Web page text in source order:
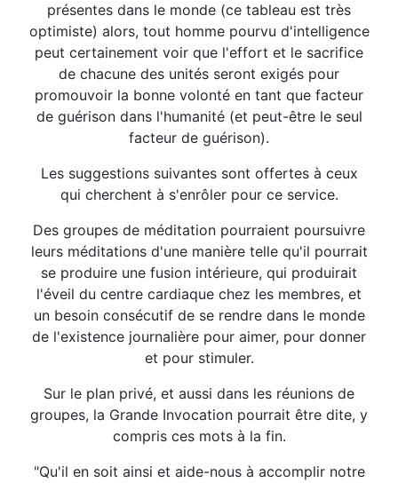
présentes dans le monde (ce tableau est très
optimiste) alors, tout homme pourvu d'intelligence
peut certainement voir que l'effort et le sacrifice
de chacune des unités seront exigés pour
promouvoir la bonne volonté en tant que facteur
de guérison dans l'humanité (et peut-être le seul
facteur de guérison).
Les suggestions suivantes sont offertes à ceux
qui cherchent à s'enrôler pour ce service.
Des groupes de méditation pourraient poursuivre
leurs méditations d'une manière telle qu'il pourrait
se produire une fusion intérieure, qui produirait
l'éveil du centre cardiaque chez les membres, et
un besoin consécutif de se rendre dans le monde
de l'existence journalière pour aimer, pour donner
et pour stimuler.
Sur le plan privé, et aussi dans les réunions de
groupes, la Grande Invocation pourrait être dite, y
compris ces mots à la fin.
"Qu'il en soit ainsi et aide-nous à accomplir notre